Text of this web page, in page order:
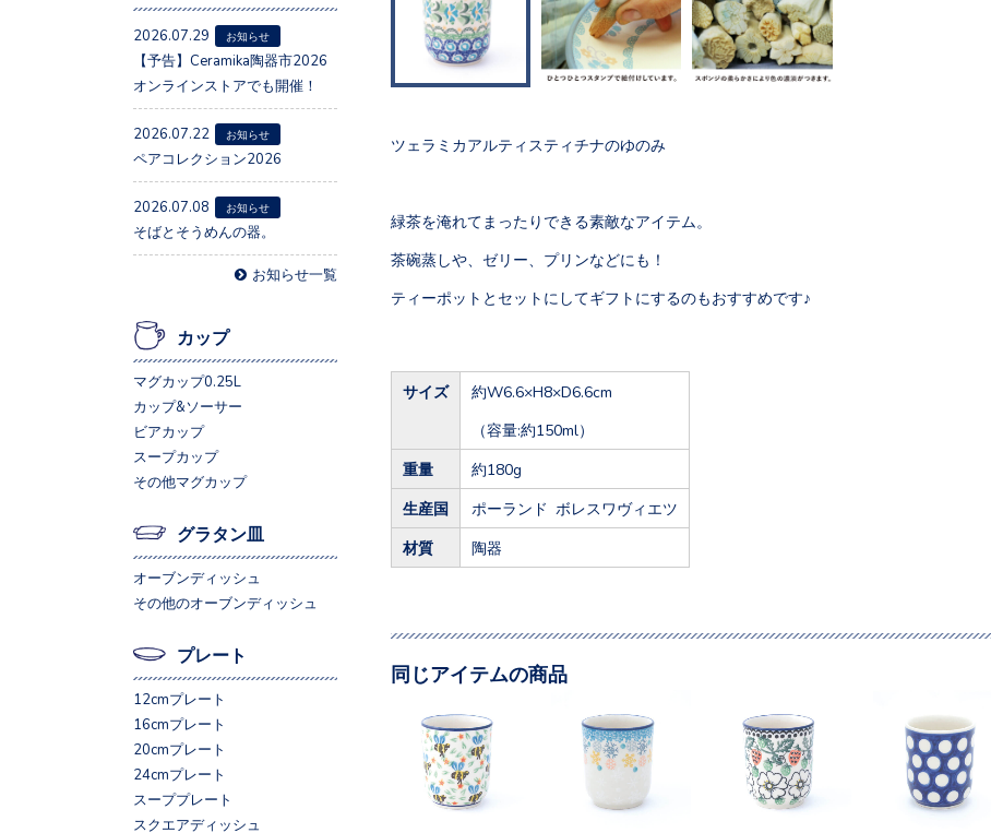
ツェラミカアルティスティチナのゆのみ
緑茶を淹れてまったりできる素敵なアイテム。
茶碗蒸しや、ゼリー、プリンなどにも！
ティーポットとセットにしてギフトにするのもおすすめです♪
サイズ 約W6.6×H8×D6.6cm
（容量:約150ml）
重量 約180g
生産国 ポーランド ボレスワヴィエツ
材質 陶器
同じアイテムの商品
2026.07.29 お知らせ
【予告】Ceramika陶器市2026
オンラインストアでも開催！
2026.07.22 お知らせ
ペアコレクション2026
2026.07.08 お知らせ
そばとそうめんの器。
お知らせ一覧
カップ
マグカップ0.25L
カップ&ソーサー
ビアカップ
スープカップ
その他マグカップ
グラタン皿
オーブンディッシュ
その他のオーブンディッシュ
プレート
12cmプレート
16cmプレート
20cmプレート
24cmプレート
スーププレート
スクエアディッシュ